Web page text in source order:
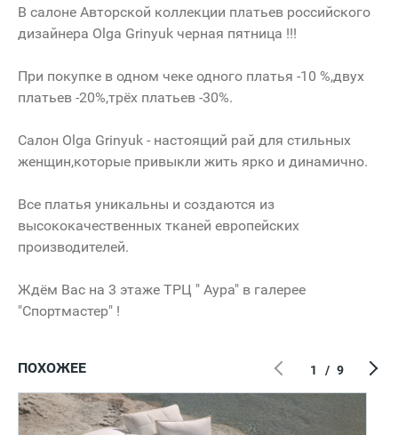
В салоне Авторской коллекции платьев российского
дизайнера Olga Grinyuk черная пятница !!!
При покупке в одном чеке одного платья -10 %,двух
платьев -20%,трёх платьев -30%.
Салон Olga Grinyuk - настоящий рай для стильных
женщин,которые привыкли жить ярко и динамично.
Все платья уникальны и создаются из
высококачественных тканей европейских
производителей.
Ждём Вас на 3 этаже ТРЦ " Аура" в галерее
"Спортмастер" !
ПОХОЖЕЕ 1 / 9